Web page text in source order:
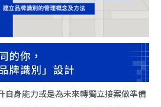
自身能力或是為未來轉獨立接案做準備